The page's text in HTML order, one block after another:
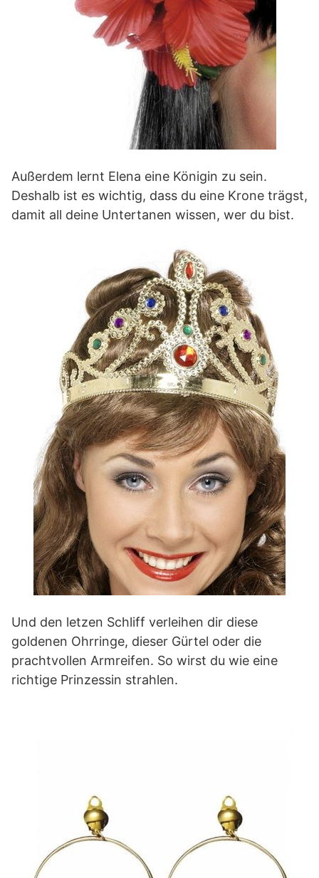
Außerdem lernt Elena eine Königin zu sein.
Deshalb ist es wichtig, dass du eine Krone trägst,
damit all deine Untertanen wissen, wer du bist.
Und den letzen Schliff verleihen dir diese
goldenen Ohrringe, dieser Gürtel oder die
prachtvollen Armreifen. So wirst du wie eine
richtige Prinzessin strahlen.